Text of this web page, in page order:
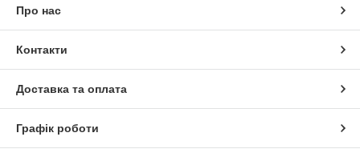
Про нас
Контакти
Доставка та оплата
Графік роботи